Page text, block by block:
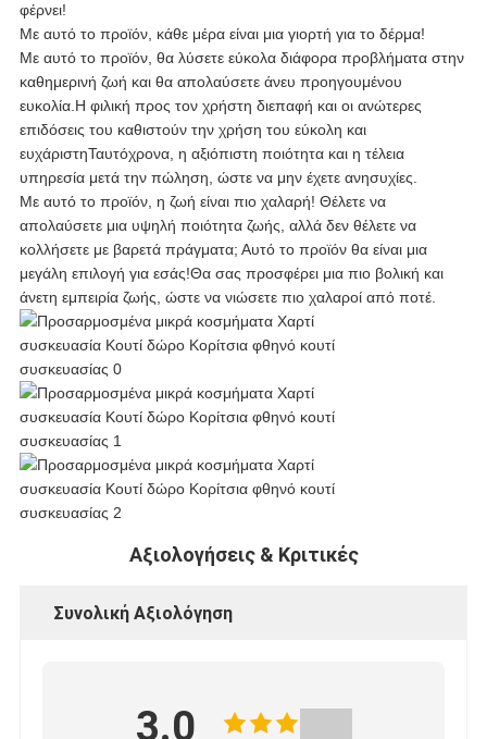
ΠΟΛΙΤΙΚΉ
ΑΠΟΡΡΉΤΟΥ
φέρνει!
Με αυτό το προϊόν, κάθε μέρα είναι μια γιορτή για το δέρμα!
Με αυτό το προϊόν, θα λύσετε εύκολα διάφορα προβλήματα στην
καθημερινή ζωή και θα απολαύσετε άνευ προηγουμένου
ευκολία.Η φιλική προς τον χρήστη διεπαφή και οι ανώτερες
επιδόσεις του καθιστούν την χρήση του εύκολη και
ευχάριστηΤαυτόχρονα, η αξιόπιστη ποιότητα και η τέλεια
υπηρεσία μετά την πώληση, ώστε να μην έχετε ανησυχίες.
Με αυτό το προϊόν, η ζωή είναι πιο χαλαρή! Θέλετε να
απολαύσετε μια υψηλή ποιότητα ζωής, αλλά δεν θέλετε να
κολλήσετε με βαρετά πράγματα; Αυτό το προϊόν θα είναι μια
μεγάλη επιλογή για εσάς!Θα σας προσφέρει μια πιο βολική και
άνετη εμπειρία ζωής, ώστε να νιώσετε πιο χαλαροί από ποτέ.
Αξιολογήσεις & Κριτικές
Συνολική Αξιολόγηση
3.0